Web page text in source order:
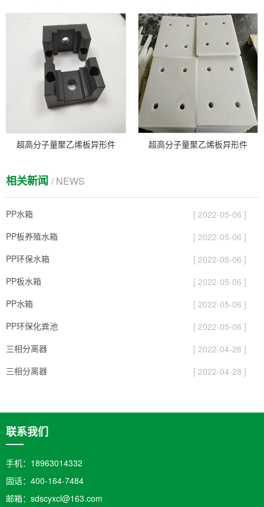
超高分子量聚乙烯板异形件 超高分子量聚乙烯板异形件
相关新闻 / NEWS
PP水箱
[ 2022-05-06 ]
PP板养殖水箱
[ 2022-05-06 ]
PP环保水箱
[ 2022-05-06 ]
PP板水箱
[ 2022-05-06 ]
PP水箱
[ 2022-05-06 ]
PP环保化粪池
[ 2022-05-06 ]
三相分离器
[ 2022-04-28 ]
三相分离器
[ 2022-04-28 ]
联系我们
手机：18963014332
固话：400-164-7484
邮箱：sdscyxcl@163.com